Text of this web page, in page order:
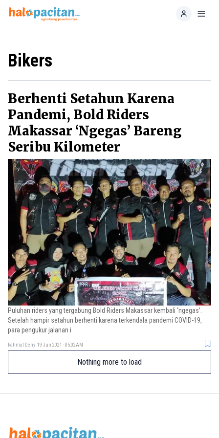
Home
Bikers
Berhenti Setahun Karena
Pandemi, Bold Riders
Makassar ‘Ngegas’ Bareng
Seribu Kilometer
Puluhan riders yang tergabung Bold Riders Makassar kembali ‘ngegas’.
Setelah hampir setahun berhenti karena terkendala pandemi COVID-19,
para pengukur jalanan i
Rahmat Deny 19 Jun 2021 - 05:02AM
Nothing more to load